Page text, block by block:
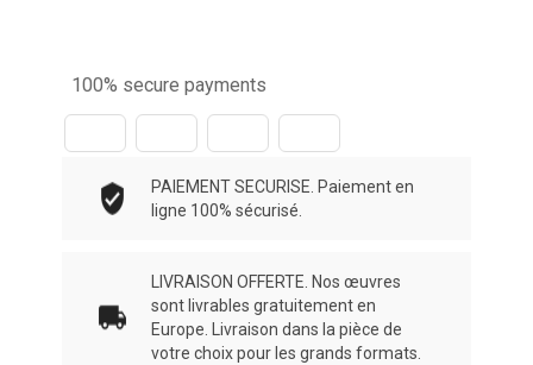
100% secure payments
PAIEMENT SECURISE. Paiement en
ligne 100% sécurisé.
LIVRAISON OFFERTE. Nos œuvres
sont livrables gratuitement en
Europe. Livraison dans la pièce de
votre choix pour les grands formats.